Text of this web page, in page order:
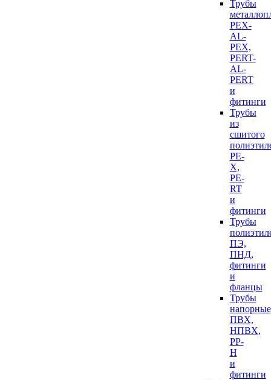
Трубы
PEX-
AL-
PEX,
PERT-
AL-
PERT
и
фитинги
Трубы
из
сшитого
PE-
X,
PE-
RT
и
фитинги
Трубы
ПЭ,
ПНД,
фитинги
и
фланцы
Трубы
напорные
ПВХ,
НПВХ,
PP-
H
и
фитинги